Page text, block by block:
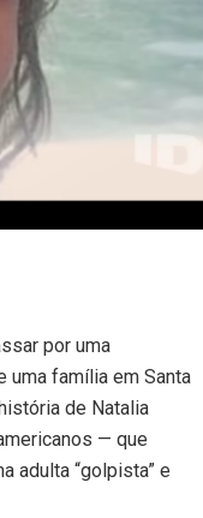
por uma
uma família em Santa
de Natalia
— que
adulta “golpista” e